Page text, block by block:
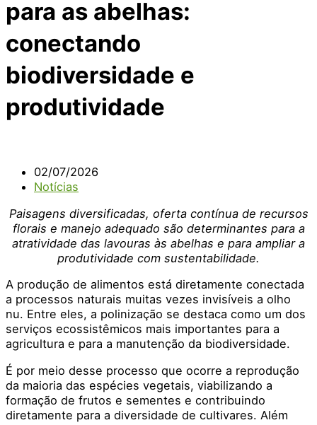
para as abelhas:
conectando
biodiversidade e
produtividade
02/07/2026
Notícias
Paisagens diversificadas, oferta contínua de recursos
florais e manejo adequado são determinantes para a
atratividade das lavouras às abelhas e para ampliar a
produtividade com sustentabilidade.
A produção de alimentos está diretamente conectada
a processos naturais muitas vezes invisíveis a olho
nu. Entre eles, a polinização se destaca como um dos
serviços ecossistêmicos mais importantes para a
agricultura e para a manutenção da biodiversidade.
É por meio desse processo que ocorre a reprodução
da maioria das espécies vegetais, viabilizando a
formação de frutos e sementes e contribuindo
diretamente para a diversidade de cultivares. Além